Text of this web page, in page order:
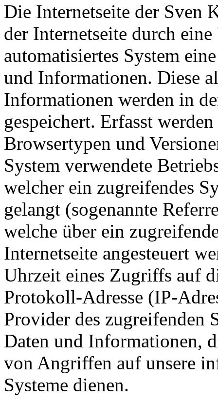
Die Internetseite der Sven
der Internetseite durch
automatisiertes System
und Informationen. Diese
Informationen werden in
gespeichert. Erfasst
Browsertypen und
System verwendete
welcher ein zugreifendes
gelangt (sogenannte
welche über ein
Internetseite angesteuert
Uhrzeit eines Zugriffs auf
Protokoll-Adresse (IP-
Provider des zugreifenden
Daten und Informationen,
von Angriffen auf unsere
Systeme dienen.